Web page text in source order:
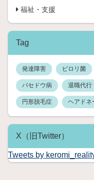
福祉・支援
Tag
発達障害 ピロリ菌
バセドウ病 退職代行
円形脱毛症 ヘアドネ
X（旧Twitter）
Tweets by